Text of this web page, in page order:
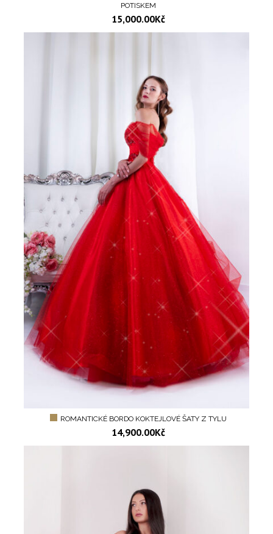
POTISKEM
15,000.00Kč
ROMANTICKÉ BORDO KOKTEJLOVÉ ŠATY Z TYLU
14,900.00Kč